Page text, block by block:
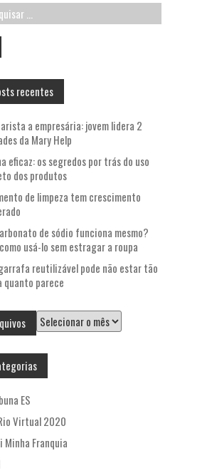
recentes
a empresária: jovem lidera 2
da Mary Help
eficaz: os segredos por trás do uso
dos produtos
de limpeza tem crescimento
de sódio funciona mesmo?
usá-lo sem estragar a roupa
reutilizável pode não estar tão
quanto parece
Arquivos
ES
Virtual 2020
Minha Franquia